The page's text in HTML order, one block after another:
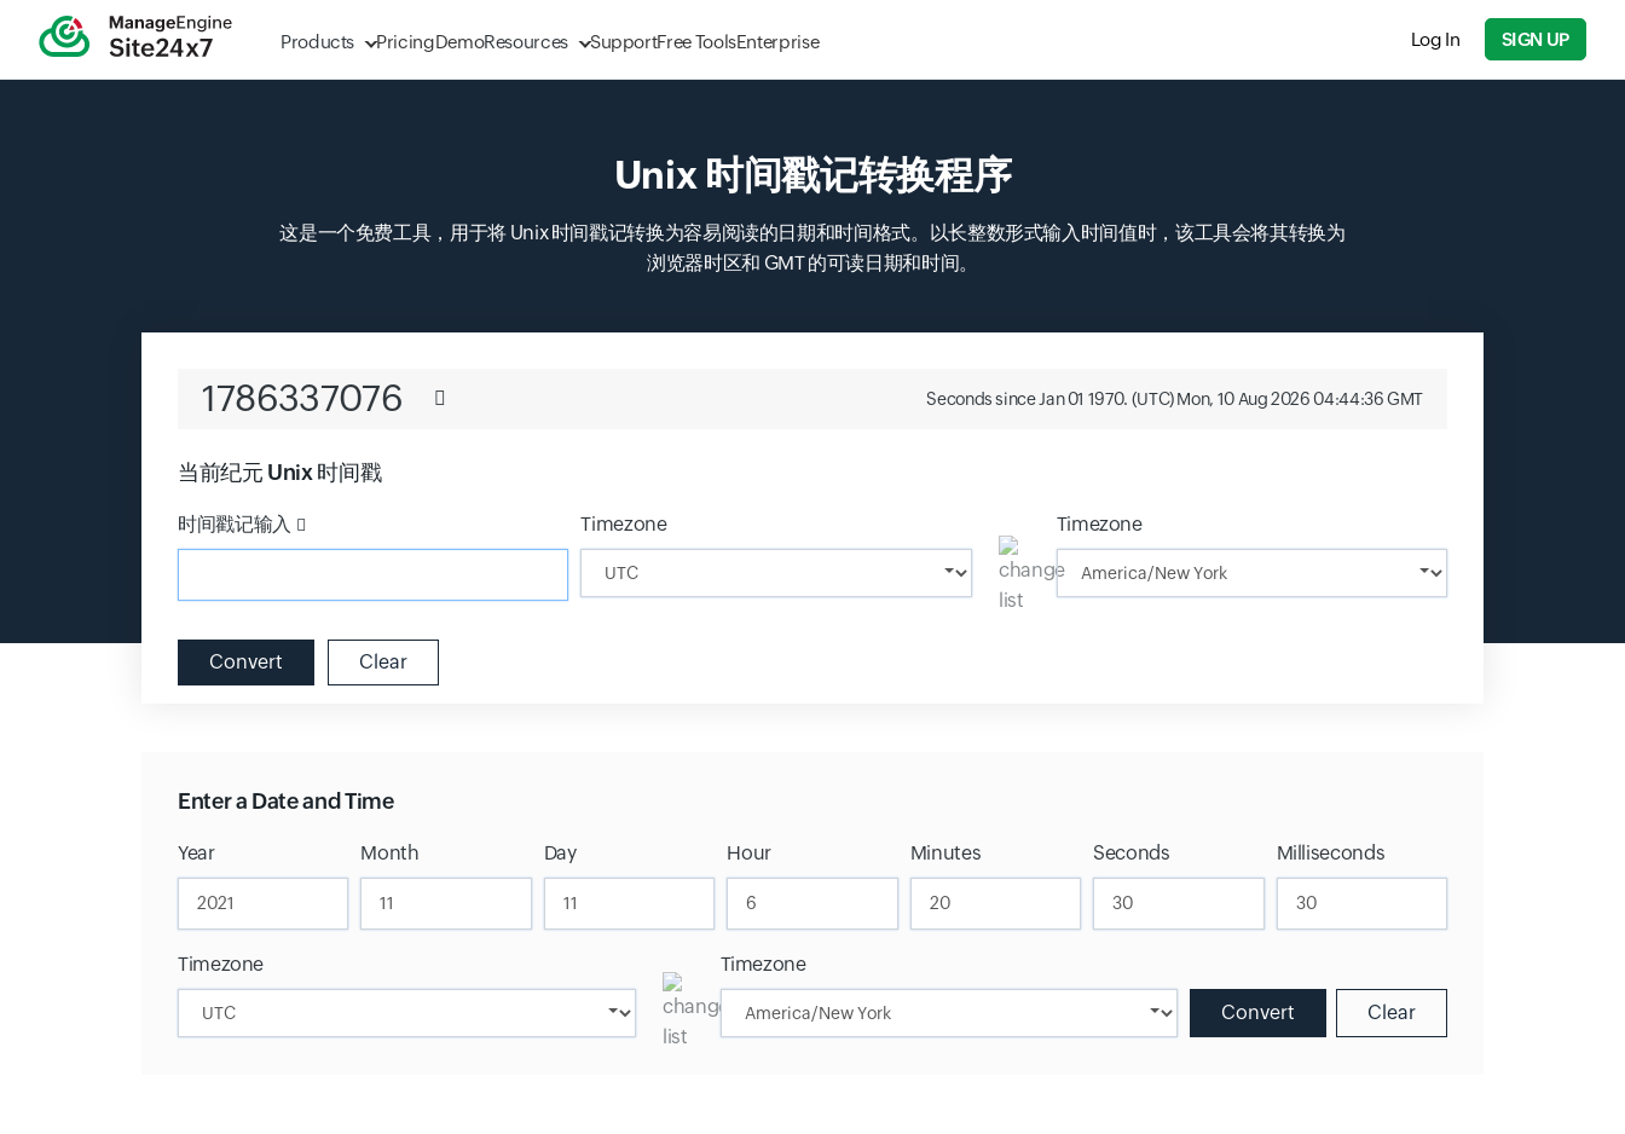
Products PricingDemoResources SupportFree ToolsEnterprise Log In SIGN UP
Unix 时间戳记转换程序
这是一个免费工具，用于将 Unix 时间戳记转换为容易阅读的日期和时间格式。以长整数形式输入时间值时，该工具会将其转换为
浏览器时区和 GMT 的可读日期和时间。
1786337077 Seconds since Jan 01 1970. (UTC) Mon, 10 Aug 2026 04:44:37 GMT
当前纪元 Unix 时间戳
时间戳记输入 Timezone Timezone
Convert Clear
Enter a Date and Time
Year Month Day Hour Minutes Seconds Milliseconds
Timezone Timezone
Convert Clear